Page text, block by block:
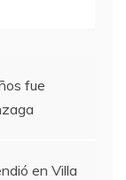
fue
en Villa